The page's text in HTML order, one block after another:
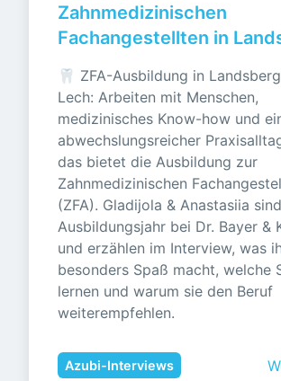
Zahnmedizinischen
Fachangestellten in
🦷 ZFA-Ausbildung in
Lech: Arbeiten mit Menschen,
medizinisches Know-how und
abwechslungsreicher
das bietet die Ausbildung zur
Zahnmedizinischen
(ZFA). Gladijola & Anastasiia
Ausbildungsjahr bei Dr. Bayer &
und erzählen im Interview, was
besonders Spaß macht, welche
lernen und warum sie den Beruf
weiterempfehlen.
Azubi-Interviews